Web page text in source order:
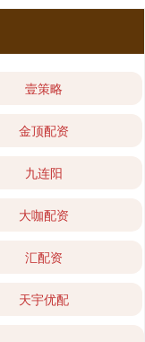
壹策略
金顶配资
九连阳
大咖配资
汇配资
天宇优配